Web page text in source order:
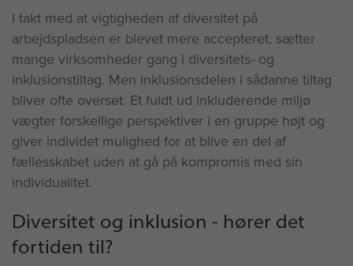
I takt med at vigtigheden af diversitet på
arbejdspladsen er blevet mere accepteret, sætter
mange virksomheder gang i diversitets- og
inklusionstiltag. Men inklusionsdelen i sådanne tiltag
bliver ofte overset. Et fuldt ud inkluderende miljø
vægter forskellige perspektiver i en gruppe højt og
giver individet mulighed for at blive en del af
fællesskabet uden at gå på kompromis med sin
individualitet.
Diversitet og inklusion - hører det
fortiden til?